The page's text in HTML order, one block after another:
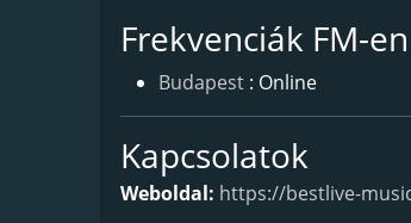
Frekvenciák FM-en
Budapest : Online
Kapcsolatok
Weboldal: https://bestlive-